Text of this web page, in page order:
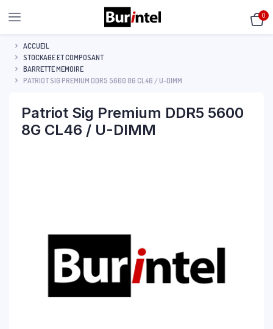
0
ACCUEIL
STOCKAGE ET COMPOSANT
BARRETTE MEMOIRE
PATRIOT SIG PREMIUM DDR5 5600 8G CL46 / U-DIMM
Patriot Sig Premium DDR5 5600
8G CL46 / U-DIMM